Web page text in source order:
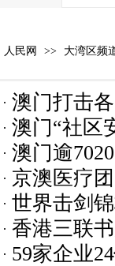
人民网 >> 大湾区频
澳门打击
澳门“社区
推进
澳门逾
京澳医疗
世界击剑
香港三联
59家企业